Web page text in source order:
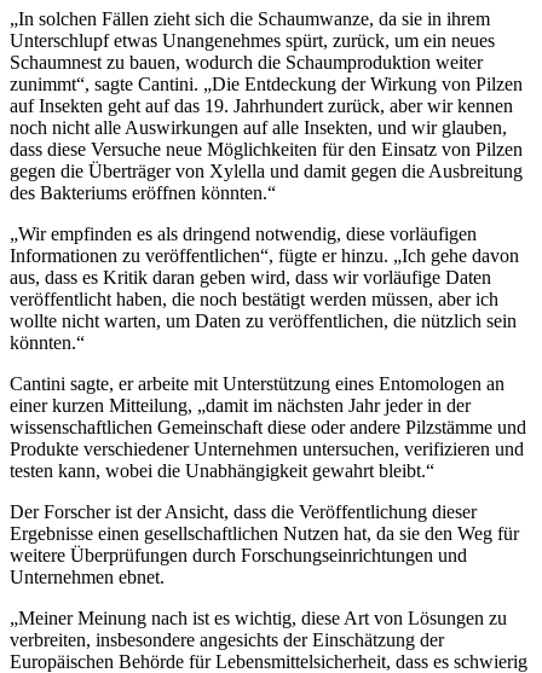
„In solchen Fällen zieht sich die Schaumwanze, da sie in ihrem
Unterschlupf etwas Unangenehmes spürt, zurück, um ein neues
Schaumnest zu bauen, wodurch die Schaumproduktion weiter
zunimmt“, sagte Cantini. „Die Entdeckung der Wirkung von Pilzen
auf Insekten geht auf das 19. Jahrhundert zurück, aber wir kennen
noch nicht alle Auswirkungen auf alle Insekten, und wir glauben,
dass diese Versuche neue Möglichkeiten für den Einsatz von Pilzen
gegen die Überträger von Xylella und damit gegen die Ausbreitung
des Bakteriums eröffnen könnten.“
„Wir empfinden es als dringend notwendig, diese vorläufigen
Informationen zu veröffentlichen“, fügte er hinzu. „Ich gehe davon
aus, dass es Kritik daran geben wird, dass wir vorläufige Daten
veröffentlicht haben, die noch bestätigt werden müssen, aber ich
wollte nicht warten, um Daten zu veröffentlichen, die nützlich sein
könnten.“
Cantini sagte, er arbeite mit Unterstützung eines Entomologen an
einer kurzen Mitteilung, „damit im nächsten Jahr jeder in der
wissenschaftlichen Gemeinschaft diese oder andere Pilzstämme und
Produkte verschiedener Unternehmen untersuchen, verifizieren und
testen kann, wobei die Unabhängigkeit gewahrt bleibt.“
Der Forscher ist der Ansicht, dass die Veröffentlichung dieser
Ergebnisse einen gesellschaftlichen Nutzen hat, da sie den Weg für
weitere Überprüfungen durch Forschungseinrichtungen und
Unternehmen ebnet.
„Meiner Meinung nach ist es wichtig, diese Art von Lösungen zu
verbreiten, insbesondere angesichts der Einschätzung der
Europäischen Behörde für Lebensmittelsicherheit, dass es schwierig